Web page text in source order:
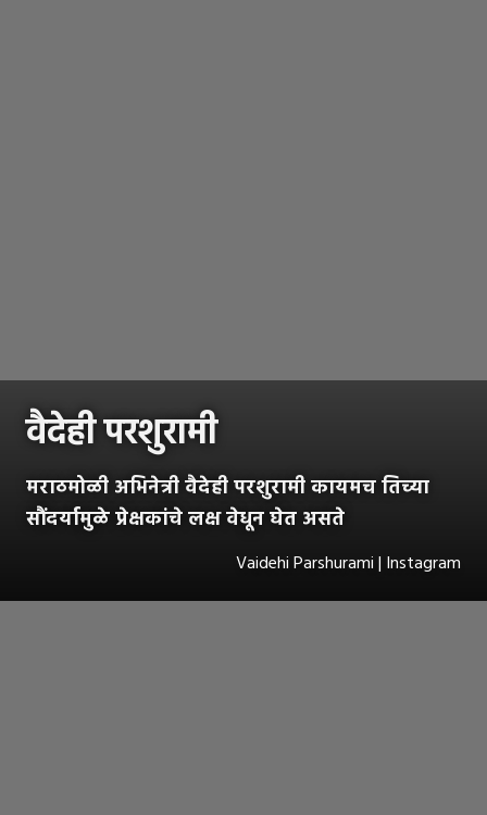
वैदेही परशुरामी
मराठमोळी अभिनेत्री वैदेही परशुरामी कायमच तिच्या
सौंदर्यामुळे प्रेक्षकांचे लक्ष वेधून घेत असते
Vaidehi Parshurami | Instagram